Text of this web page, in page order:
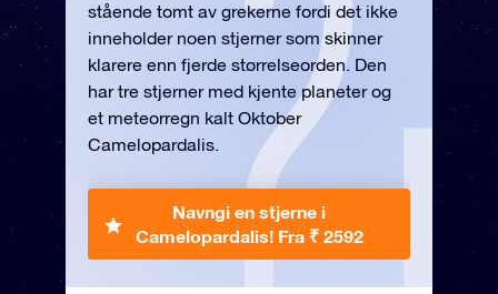
stående tomt av grekerne fordi det ikke
inneholder noen stjerner som skinner
klarere enn fjerde størrelseorden. Den
har tre stjerner med kjente planeter og
et meteorregn kalt Oktober
Camelopardalis.
Navngi en stjerne i
Camelopardalis! Fra ₹ 2592